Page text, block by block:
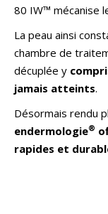
80 IW™ mécanise
La peau ainsi
chambre de
décuplée y
jamais atteints.
Désormais rendu
endermologie®
rapides et